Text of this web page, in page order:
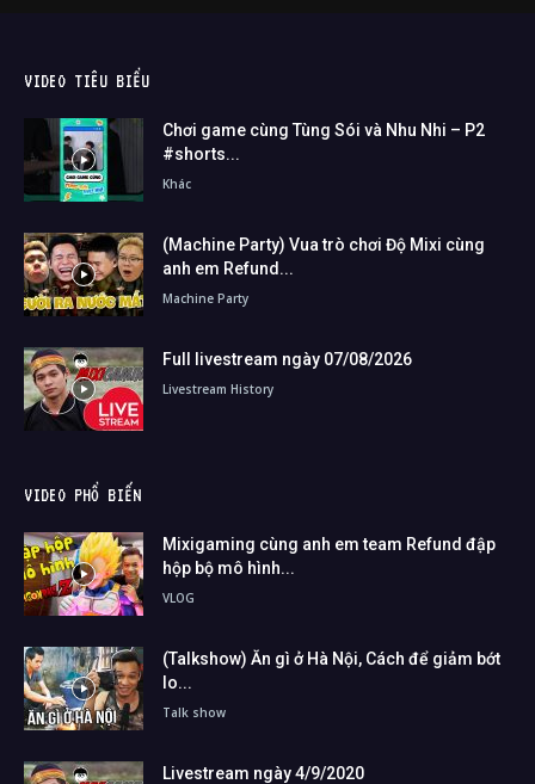
VIDEO TIÊU BIỂU
Chơi game cùng Tùng Sói và Nhu Nhi – P2
#shorts...
Khác
(Machine Party) Vua trò chơi Độ Mixi cùng
anh em Refund...
Machine Party
Full livestream ngày 07/08/2026
Livestream History
VIDEO PHỔ BIẾN
Mixigaming cùng anh em team Refund đập
hộp bộ mô hình...
VLOG
(Talkshow) Ăn gì ở Hà Nội, Cách để giảm bớt
lo...
Talk show
Livestream ngày 4/9/2020